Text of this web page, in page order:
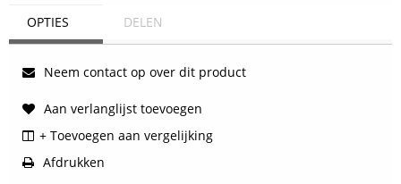
OPTIES DELEN
Neem contact op over dit product
Aan verlanglijst toevoegen
+ Toevoegen aan vergelijking
Afdrukken